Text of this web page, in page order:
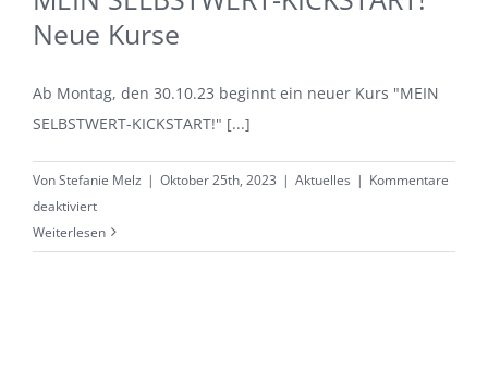
Neue Kurse
Ab Montag, den 30.10.23 beginnt ein neuer Kurs "MEIN
SELBSTWERT-KICKSTART!" [...]
VonStefanie Melz | Oktober 25th, 2023 | Aktuelles | Kommentare
deaktiviertfür
MEIN
SELBSTWERT-
Weiterlesen